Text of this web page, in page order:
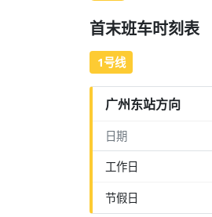
首末班车时刻表
1号线
广州东站方向
日期
工作日
节假日